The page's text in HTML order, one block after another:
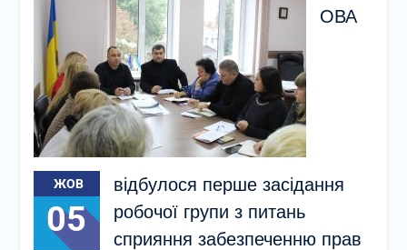
ЖОВ
05
ОВА
відбулося перше засідання
робочої групи з питань
сприяння забезпеченню прав